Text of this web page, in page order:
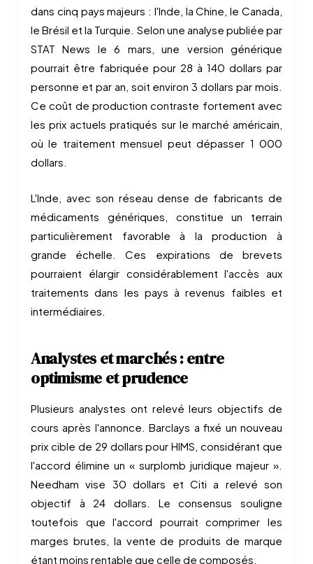
dans cinq pays majeurs : l'Inde, la Chine, le Canada,
le Brésil et la Turquie. Selon une analyse publiée par
STAT News le 6 mars, une version générique
pourrait être fabriquée pour 28 à 140 dollars par
personne et par an, soit environ 3 dollars par mois.
Ce coût de production contraste fortement avec
les prix actuels pratiqués sur le marché américain,
où le traitement mensuel peut dépasser 1 000
dollars.
L'Inde, avec son réseau dense de fabricants de
médicaments génériques, constitue un terrain
particulièrement favorable à la production à
grande échelle. Ces expirations de brevets
pourraient élargir considérablement l'accès aux
traitements dans les pays à revenus faibles et
intermédiaires.
Analystes et marchés : entre
optimisme et prudence
Plusieurs analystes ont relevé leurs objectifs de
cours après l'annonce. Barclays a fixé un nouveau
prix cible de 29 dollars pour HIMS, considérant que
l'accord élimine un « surplomb juridique majeur ».
Needham vise 30 dollars et Citi a relevé son
objectif à 24 dollars. Le consensus souligne
toutefois que l'accord pourrait comprimer les
marges brutes, la vente de produits de marque
étant moins rentable que celle de composés.